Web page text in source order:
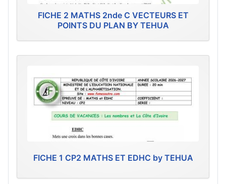
FICHE 2 MATHS 2nde C VECTEURS ET
POINTS DU PLAN BY TEHUA
FICHE 1 CP2 MATHS ET EDHC by TEHUA